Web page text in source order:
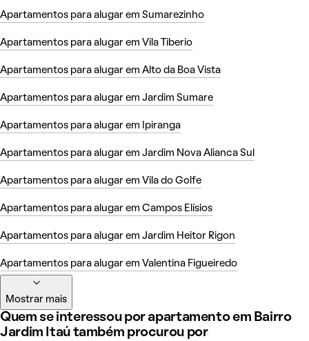
Apartamentos para alugar em Sumarezinho
Apartamentos para alugar em Vila Tiberio
Apartamentos para alugar em Alto da Boa Vista
Apartamentos para alugar em Jardim Sumare
Apartamentos para alugar em Ipiranga
Apartamentos para alugar em Jardim Nova Alianca Sul
Apartamentos para alugar em Vila do Golfe
Apartamentos para alugar em Campos Elísios
Apartamentos para alugar em Jardim Heitor Rigon
Apartamentos para alugar em Valentina Figueiredo
Mostrar mais
Quem se interessou por apartamento em Bairro
Jardim Itaú também procurou por